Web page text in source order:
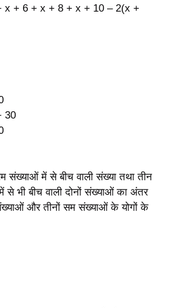
x + 6 + x + 8 + x + 10 – 2(x +
30
संख्याओं में से बीच वाली संख्या तथा तीन
भी बीच वाली दोनों संख्याओं का अंतर
और तीनों सम संख्याओं के योगों के